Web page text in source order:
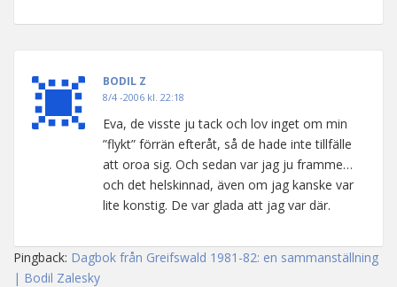
BODIL Z
8/4 -2006 kl. 22:18
Eva, de visste ju tack och lov inget om min
”flykt” förrän efteråt, så de hade inte tillfälle
att oroa sig. Och sedan var jag ju framme…
och det helskinnad, även om jag kanske var
lite konstig. De var glada att jag var där.
Pingback: Dagbok från Greifswald 1981-82: en sammanställning
| Bodil Zalesky